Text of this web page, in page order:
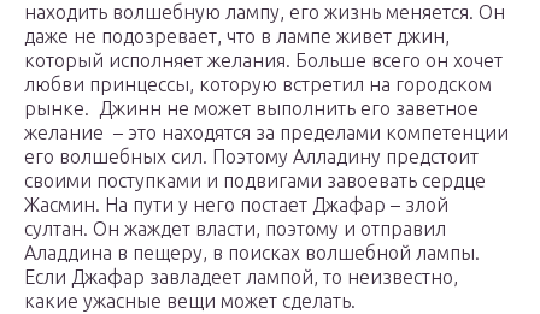
находить волшебную лампу, его жизнь меняется. Он
даже не подозревает, что в лампе живет джин,
который исполняет желания. Больше всего он хочет
любви принцессы, которую встретил на городском
рынке. Джинн не может выполнить его заветное
желание – это находятся за пределами компетенции
его волшебных сил. Поэтому Алладину предстоит
своими поступками и подвигами завоевать сердце
Жасмин. На пути у него постает Джафар – злой
султан. Он жаждет власти, поэтому и отправил
Аладдина в пещеру, в поисках волшебной лампы.
Если Джафар завладеет лампой, то неизвестно,
какие ужасные вещи может сделать.